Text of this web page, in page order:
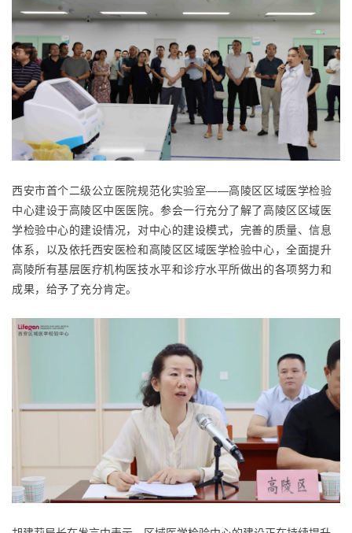
西安市首个二级公立医院规范化实验室——高陵区区域医学检验
中心建设于高陵区中医医院。参会一行充分了解了高陵区区域医
学检验中心的建设情况，对中心的建设模式，完善的质量、信息
体系，以及依托西安医检和高陵区区域医学检验中心，全面提升
高陵所有基层医疗机构医技水平和诊疗水平所做出的各项努力和
成果，给予了充分肯定。